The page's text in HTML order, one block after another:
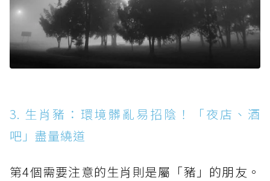
3. 生肖豬：環境髒亂易招陰！「夜店、酒
吧」盡量繞道
第4個需要注意的生肖則是屬「豬」的朋友。